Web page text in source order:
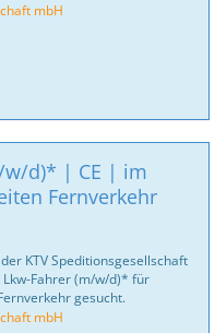
mbH
w/d)* | CE | im
Fernverkehr
KTV Speditionsgesellschaft
Fahrer (m/w/d)* für
gesucht.
mbH